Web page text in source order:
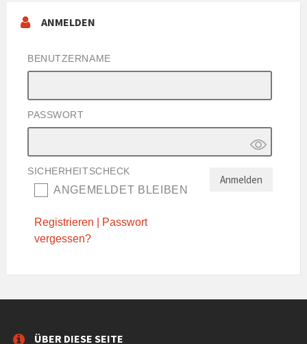
ANMELDEN
BENUTZERNAME
PASSWORT
SICHERHEITSCHECK
ANGEMELDET BLEIBEN
Registrieren
Passwort
vergessen?
ÜBER DIESE SEITE